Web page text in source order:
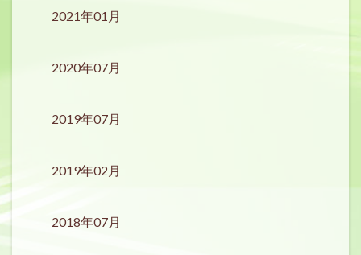
2021年01月
2020年07月
2019年07月
2019年02月
2018年07月